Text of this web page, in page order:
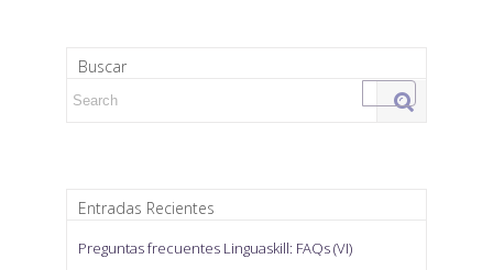
Buscar
Entradas Recientes
Preguntas frecuentes Linguaskill: FAQs (VI)